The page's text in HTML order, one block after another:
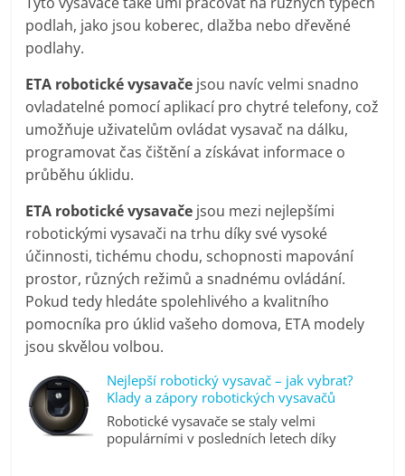
podlah, jako jsou koberec, dlažba nebo dřevěné
podlahy.
ETA robotické vysavače jsou navíc velmi snadno
ovladatelné pomocí aplikací pro chytré telefony, což
umožňuje uživatelům ovládat vysavač na dálku,
programovat čas čištění a získávat informace o
průběhu úklidu.
ETA robotické vysavače jsou mezi nejlepšími
robotickými vysavači na trhu díky své vysoké
účinnosti, tichému chodu, schopnosti mapování
prostor, různých režimů a snadnému ovládání.
Pokud tedy hledáte spolehlivého a kvalitního
pomocníka pro úklid vašeho domova, ETA modely
jsou skvělou volbou.
Nejlepší robotický vysavač – jak vybrat?
Klady a zápory robotických vysavačů
Robotické vysavače se staly velmi
populárními v posledních letech díky